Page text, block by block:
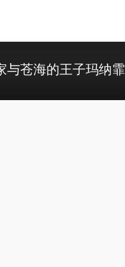
与苍海的王子玛纳霏